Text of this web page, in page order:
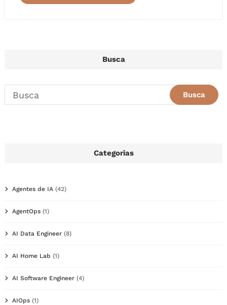
Busca
Categorias
Agentes de IA (42)
AgentOps (1)
AI Data Engineer (8)
AI Home Lab (1)
AI Software Engineer (4)
AIOps (1)